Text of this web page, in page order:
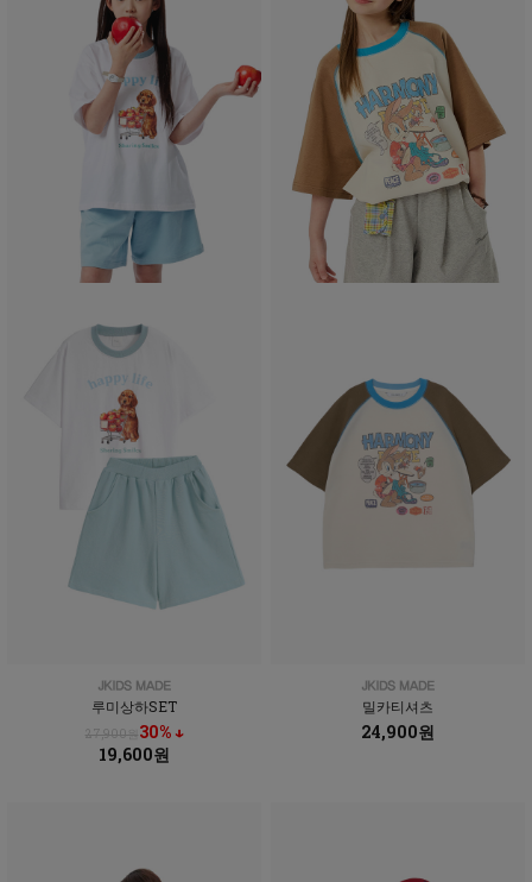
루미상하SET
27,900원30% ↓
19,600원
밀카티셔츠
24,900원